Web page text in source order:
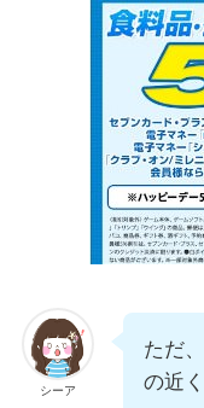
シーア
ただ
の近